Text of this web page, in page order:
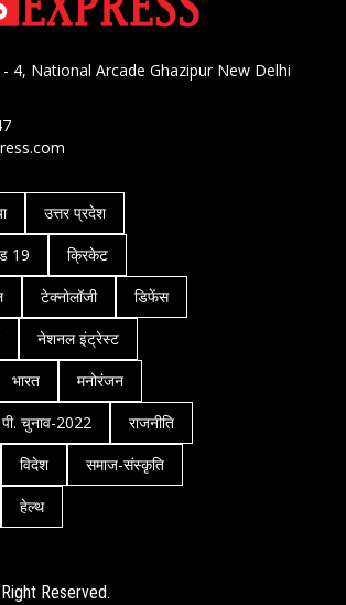
4, National Arcade Ghazipur New Delhi
उत्तर प्रदेश
19
क्रिकेट
टेक्नोलॉजी
डिफेंस
नेशनल इंट्रेस्ट
भारत
मनोरंजन
चुनाव-2022
राजनीति
विदेश
समाज-संस्कृति
हेल्थ
Reserved.